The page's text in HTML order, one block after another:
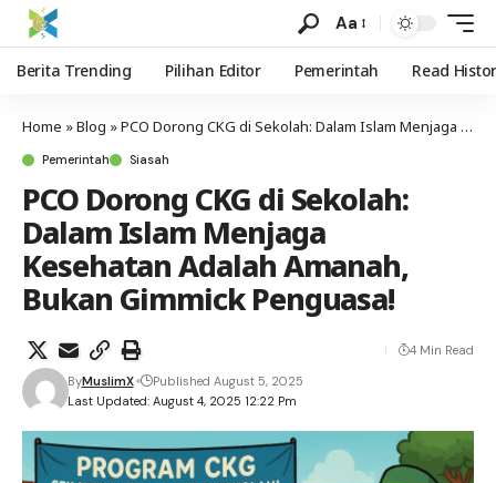
Aa
Berita Trending Pilihan Editor Pemerintah Read
Home »Blog »PCO Dorong CKG di Sekolah: Dalam Islam Menjaga Kesehatan Adalah Amanah, Bukan Gimmick Penguasa!
Pemerintah Siasah
PCO Dorong CKG di Sekolah:
Dalam Islam Menjaga
Kesehatan Adalah Amanah,
Bukan Gimmick Penguasa!
Last Updated: August 4, 2025 12:22 Pm
ByMuslimX Published August 5, 2025
4 Min Read